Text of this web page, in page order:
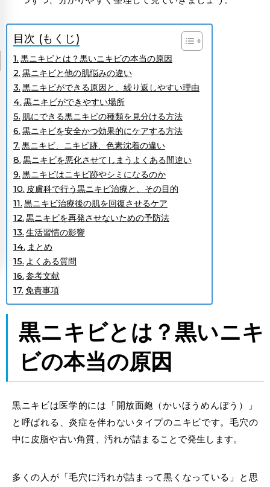
目次 (もくじ)
黒ニキビとは？黒いニキビの本当の原因
黒ニキビと他の肌悩みの違い
黒ニキビができる原因と、繰り返しやすい理由
黒ニキビができやすい場所
肌にできる黒ニキビの種類を見分ける方法
黒ニキビを安全かつ効果的にケアする方法
黒ニキビ、ニキビ跡、色素沈着の違い
黒ニキビを悪化させてしまうよくある間違い
黒ニキビはニキビ跡やシミになるのか
皮膚科で行う黒ニキビ治療と、その目的
黒ニキビ治療後の肌を回復させるケア
黒ニキビを再発させないための予防法
生活習慣の影響
まとめ
よくある質問
参考文献
免責事項
黒ニキビとは ？黒いニキ
ビの本当の原因
黒ニキビは医学的には「開放面皰 （かいほう めんぽう ）」
と呼ばれる、炎症を伴わないタイプのニキビです。毛穴の
中に皮脂や古い角質、汚れが詰まることで発生します。
多くの人が「毛穴に汚れが詰まって黒くなっている」と思